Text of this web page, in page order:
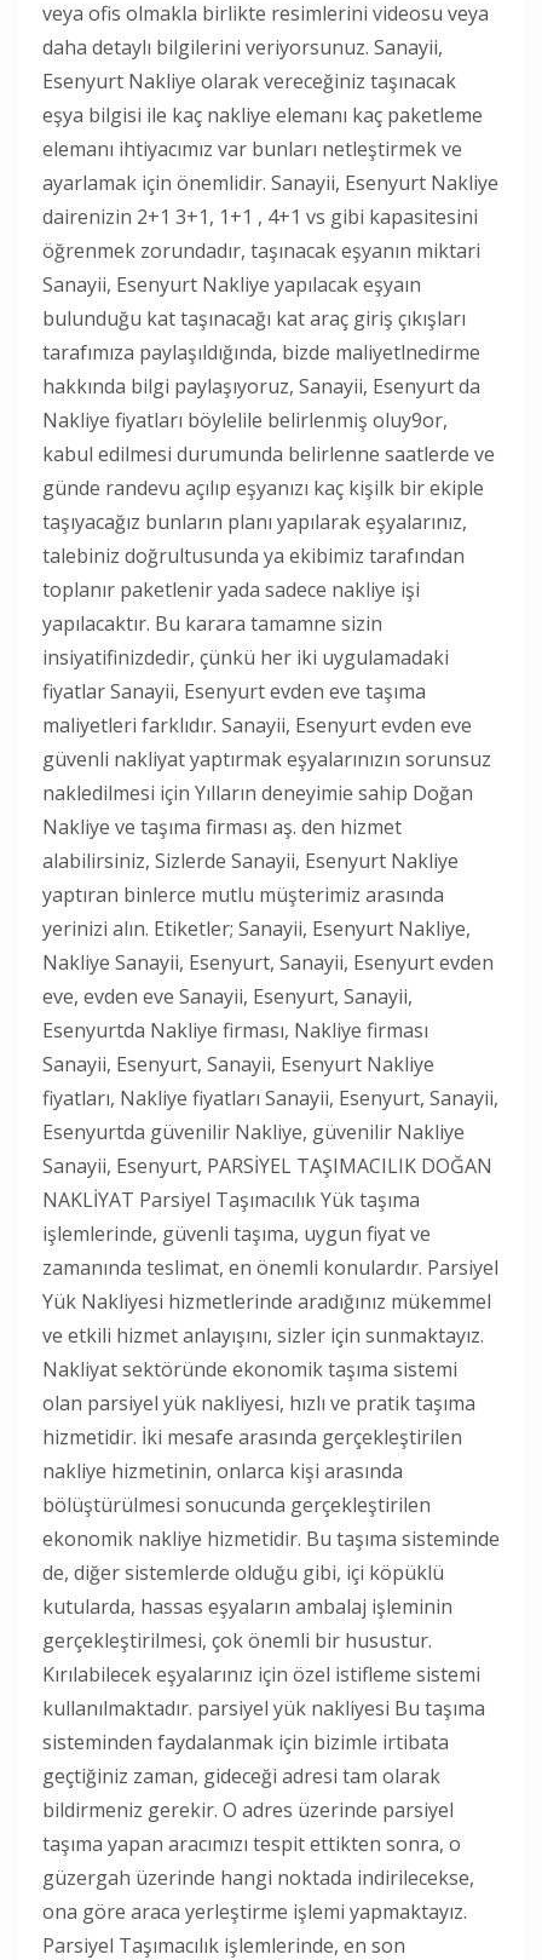
veya ofis olmakla birlikte resimlerini videosu veya
daha detaylı bilgilerini veriyorsunuz. Sanayii,
Esenyurt Nakliye olarak vereceğiniz taşınacak
eşya bilgisi ile kaç nakliye elemanı kaç paketleme
elemanı ihtiyacımız var bunları netleştirmek ve
ayarlamak için önemlidir. Sanayii, Esenyurt Nakliye
dairenizin 2+1 3+1, 1+1 , 4+1 vs gibi kapasitesini
öğrenmek zorundadır, taşınacak eşyanın miktari
Sanayii, Esenyurt Nakliye yapılacak eşyaın
bulunduğu kat taşınacağı kat araç giriş çıkışları
tarafımıza paylaşıldığında, bizde maliyetlnedirme
hakkında bilgi paylaşıyoruz, Sanayii, Esenyurt da
Nakliye fiyatları böylelile belirlenmiş oluy9or,
kabul edilmesi durumunda belirlenne saatlerde ve
günde randevu açılıp eşyanızı kaç kişilk bir ekiple
taşıyacağız bunların planı yapılarak eşyalarınız,
talebiniz doğrultusunda ya ekibimiz tarafından
toplanır paketlenir yada sadece nakliye işi
yapılacaktır. Bu karara tamamne sizin
insiyatifinizdedir, çünkü her iki uygulamadaki
fiyatlar Sanayii, Esenyurt evden eve taşıma
maliyetleri farklıdır. Sanayii, Esenyurt evden eve
güvenli nakliyat yaptırmak eşyalarınızın sorunsuz
nakledilmesi için Yılların deneyimie sahip Doğan
Nakliye ve taşıma firması aş. den hizmet
alabilirsiniz, Sizlerde Sanayii, Esenyurt Nakliye
yaptıran binlerce mutlu müşterimiz arasında
yerinizi alın. Etiketler; Sanayii, Esenyurt Nakliye,
Nakliye Sanayii, Esenyurt, Sanayii, Esenyurt evden
eve, evden eve Sanayii, Esenyurt, Sanayii,
Esenyurtda Nakliye firması, Nakliye firması
Sanayii, Esenyurt, Sanayii, Esenyurt Nakliye
fiyatları, Nakliye fiyatları Sanayii, Esenyurt, Sanayii,
Esenyurtda güvenilir Nakliye, güvenilir Nakliye
Sanayii, Esenyurt, PARSİYEL TAŞIMACILIK DOĞAN
NAKLİYAT Parsiyel Taşımacılık Yük taşıma
işlemlerinde, güvenli taşıma, uygun fiyat ve
zamanında teslimat, en önemli konulardır. Parsiyel
Yük Nakliyesi hizmetlerinde aradığınız mükemmel
ve etkili hizmet anlayışını, sizler için sunmaktayız.
Nakliyat sektöründe ekonomik taşıma sistemi
olan parsiyel yük nakliyesi, hızlı ve pratik taşıma
hizmetidir. İki mesafe arasında gerçekleştirilen
nakliye hizmetinin, onlarca kişi arasında
bölüştürülmesi sonucunda gerçekleştirilen
ekonomik nakliye hizmetidir. Bu taşıma sisteminde
de, diğer sistemlerde olduğu gibi, içi köpüklü
kutularda, hassas eşyaların ambalaj işleminin
gerçekleştirilmesi, çok önemli bir husustur.
Kırılabilecek eşyalarınız için özel istifleme sistemi
kullanılmaktadır. parsiyel yük nakliyesi Bu taşıma
sisteminden faydalanmak için bizimle irtibata
geçtiğiniz zaman, gideceği adresi tam olarak
bildirmeniz gerekir. O adres üzerinde parsiyel
taşıma yapan aracımızı tespit ettikten sonra, o
güzergah üzerinde hangi noktada indirilecekse,
ona göre araca yerleştirme işlemi yapmaktayız.
Parsiyel Taşımacılık işlemlerinde, en son